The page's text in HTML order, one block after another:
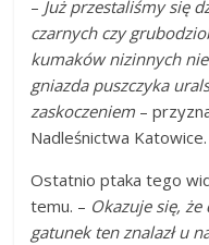
– Już przestaliśmy się
czarnych czy
kumaków nizinnych
gniazda puszczyka
zaskoczeniem –
Nadleśnictwa Katowice.
Ostatnio ptaka tego
temu. – Okazuje się,
gatunek ten znalazł u